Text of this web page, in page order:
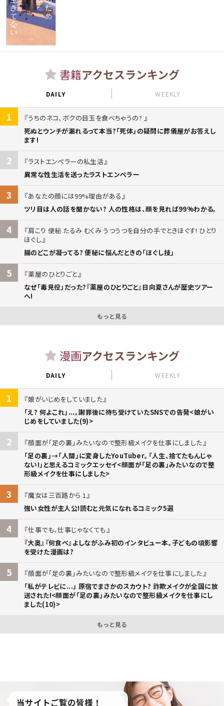
書籍アクセスランキング
DAILY WEEKLY
1
うちのネコ、ボクの目玉を食べちゃうの?
死ぬとウンチが漏れるって本当?「死体」の疑問に葬儀屋がお答えし
ます!
2
ラストエンペラーの私生活
異常な性生活を送ったラストエンペラー
3
あなたの顔には99%理由がある
ツリ目は人の話を聞かない? 人の性格は、顔を見れば99%わかる。
4
肩こり 便秘 たるみ むくみ うつうつを自分の手でときほぐす! ひとり
ほぐし
腸のどこが凝ってる? 便秘に悩んだときの「ほぐし技」
5
薬屋のひとりごと
なぜ「毒見役」だった?『薬屋のひとりごと』日向夏さんが歴史ツアー
へ!
もっと見る
漫画アクセスランキング
DAILY WEEKLY
1
娘がいじめをしていました
「え? 何よこれ」...。謝罪後に待ち受けていたSNSでの告発<娘がい
じめをしていました(9)>
2
顔面が「足の裏」みたいなので整形級メイクを仕事にしました
「足の裏」→「人間」に変身したYouTuber。「人生、捨てたもんじゃ
ない!」と思えるコミックエッセイ<顔面が「足の裏」みたいなので整
形級メイクを仕事にしました>
3
魔女は三百路から 1
強い女性が主人公!読むと元気になれるコミック5選
4
仕事でも、仕事じゃなくても
『大奥』『何食べ』よしながふみ初のインタビュー本。子どもの頃影響
を受けた漫画は?
5
顔面が「足の裏」みたいなので整形級メイクを仕事にしました
「私がテレビに...」 原宿でまさかのスカウト? 詐欺メイクが全国に放
送された!<顔面が「足の裏」みたいなので整形級メイクを仕事にし
ました(10)>
もっと見る
当サイトご覧の皆様！